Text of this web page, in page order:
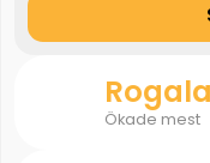
Ökade mest